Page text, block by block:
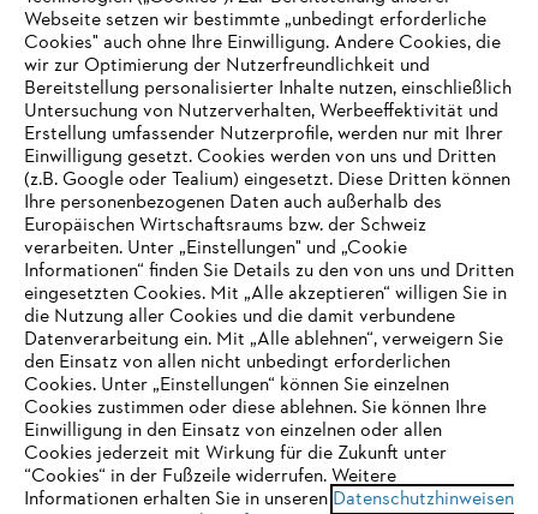
IHR BROWSER WIRD NICHT
UNTERSTÜTZT
Sie nutzen einen Browser, den wir noch nicht unterstützen. Für
eine optimale Nutzung unserer Seite empfehlen wir Ihnen, zu
einem der folgenden Browser zu wechseln:
Webseite setzen wir bestimmte „unbedingt erforderliche
Cookies" auch ohne Ihre Einwilligung. Andere Cookies, die
wir zur Optimierung der Nutzerfreundlichkeit und
Bereitstellung personalisierter Inhalte nutzen, einschließlich
Untersuchung von Nutzerverhalten, Werbeeffektivität und
Erstellung umfassender Nutzerprofile, werden nur mit Ihrer
Einwilligung gesetzt. Cookies werden von uns und Dritten
(z.B. Google oder Tealium) eingesetzt. Diese Dritten können
Ihre personenbezogenen Daten auch außerhalb des
Europäischen Wirtschaftsraums bzw. der Schweiz
verarbeiten. Unter „Einstellungen" und „Cookie
Informationen“ finden Sie Details zu den von uns und Dritten
eingesetzten Cookies. Mit „Alle akzeptieren“ willigen Sie in
die Nutzung aller Cookies und die damit verbundene
Datenverarbeitung ein. Mit „Alle ablehnen“, verweigern Sie
den Einsatz von allen nicht unbedingt erforderlichen
Cookies. Unter „Einstellungen“ können Sie einzelnen
Cookies zustimmen oder diese ablehnen. Sie können Ihre
Einwilligung in den Einsatz von einzelnen oder allen
Cookies jederzeit mit Wirkung für die Zukunft unter
“Cookies“ in der Fußzeile widerrufen. Weitere
Informationen erhalten Sie in unseren Datenschutzhinweisen